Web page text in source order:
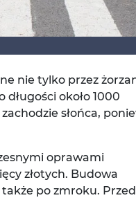
nie tylko przez
około 1000
słońca,
oprawami
złotych. Budowa
po zmroku.